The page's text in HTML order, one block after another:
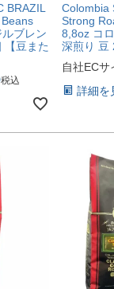
BRAZIL
ブレン
【豆また
税込
Colombia
Strong
8,8oz コ
深煎り 豆
自社ECサ
詳細を